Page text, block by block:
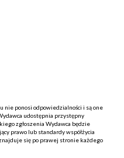
nie ponosi odpowiedzialności i są one
udostępnia przystępny
zgłoszenia Wydawca będzie
prawo lub standardy współżycia
się po prawej stronie każdego